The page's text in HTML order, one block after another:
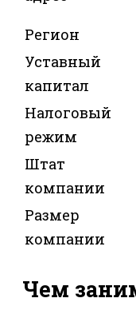
Регион
Уставный
капитал
Налоговый
режим
Штат
компании
Размер
компании
Чем